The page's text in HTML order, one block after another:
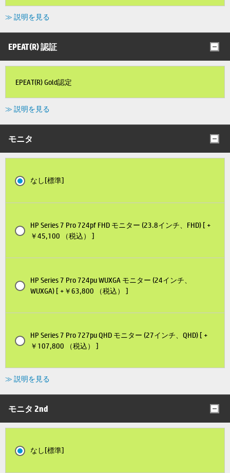
≫ 説明を見る
EPEAT(R) 認証
EPEAT(R) Gold認定
≫ 説明を見る
モニタ
なし[標準]
HP Series 7 Pro 724pf FHD モニター (23.8インチ、FHD) [ +
￥45,100 （税込） ]
HP Series 7 Pro 724pu WUXGA モニター (24インチ、
WUXGA) [ +￥63,800 （税込） ]
HP Series 7 Pro 727pu QHD モニター (27インチ、QHD) [ +
￥107,800 （税込） ]
≫ 説明を見る
モニタ 2nd
なし[標準]